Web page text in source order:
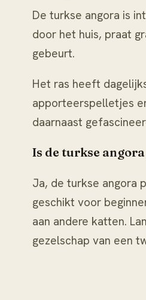
De turkse angora is
door het huis, praat
gebeurt.
Het ras heeft
apporteerspelletjes
daarnaast
Is de turkse
Ja, de turkse angora
geschikt voor
aan andere katten.
gezelschap van een